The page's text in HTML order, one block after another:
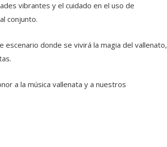
vibrantes y el cuidado en el uso de
conjunto.
escenario donde se vivirá la magia del vallenato,
a la música vallenata y a nuestros